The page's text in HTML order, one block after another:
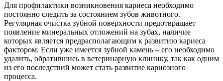
Для профилактики возникновения кариеса необходимо
постоянно следить за состоянием зубов животного.
Регулярная очистка зубной поверхности предотвращает
появление минеральных отложений на зубах, наличие
которых является предрасполагающим к развитию кариеса
фактором. Если уже имеется зубной камень – его необходимо
удалить, обратившись в ветеринарную клинику, так как одним
из его последствий может стать развитие кариозного
процесса.